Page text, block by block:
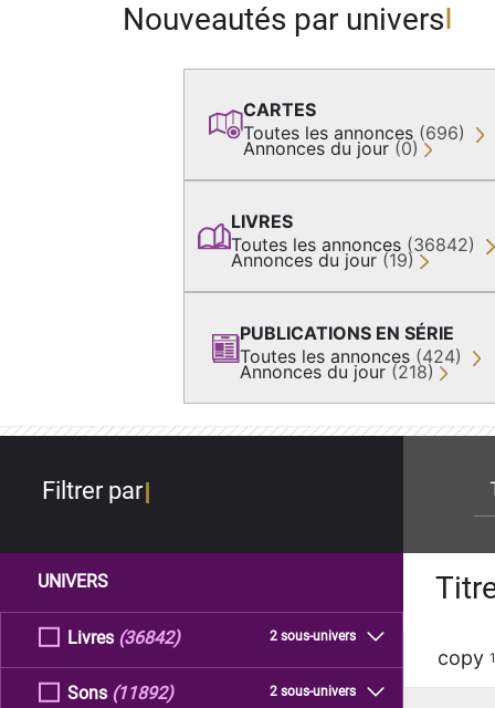
Nouveautés par univers
CARTES
Toutes les annonces (696)
Annonces du jour (0)
LIVRES
Toutes les annonces (36842)
Annonces du jour (19)
PUBLICATIONS EN SÉRIE
Toutes les annonces (424)
Annonces du jour (218)
Filtrer par
UNIVERS
Livres 2 sous-univers
(36842)
Sons 2 sous-univers
(11892)
copy